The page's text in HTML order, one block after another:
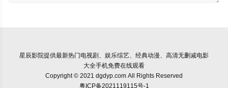
星辰影院提供最新热门电视剧、娱乐综艺、经典动漫、高清无删减电影
大全手机免费在线观看
Copyright © 2021 dgdyp.com All Rights Reserved
粤ICP备2021119115号-1